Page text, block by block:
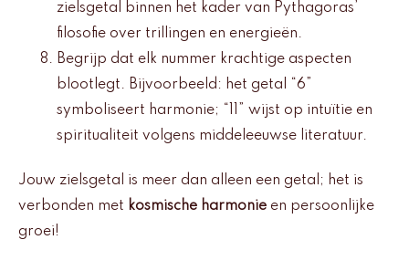
zielsgetal binnen het kader van Pythagoras’
filosofie over trillingen en energieën.
Begrijp dat elk nummer krachtige aspecten
blootlegt. Bijvoorbeeld: het getal “6”
symboliseert harmonie; “11” wijst op intuïtie en
spiritualiteit volgens middeleeuwse literatuur.
Jouw zielsgetal is meer dan alleen een getal; het is
verbonden met kosmische harmonie en persoonlijke
groei!